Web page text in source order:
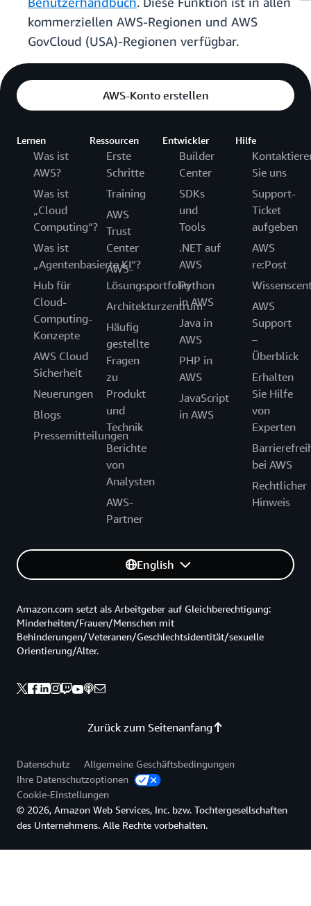
kommerziellen AWS-Regionen und AWS
GovCloud (USA)-Regionen verfügbar.
AWS-Konto erstellen
Lernen
Was ist
AWS?
Was ist
„Cloud
Computing“?
Was ist
„Agentenbasierte KI“?
Hub für
Cloud-
Computing-
Konzepte
AWS Cloud
Sicherheit
Neuerungen
Blogs
Pressemitteilungen
Ressourcen
Erste
Schritte
Training
AWS
Trust
Center
AWS-
Lösungsportfolio
Architekturzentrum
Häufig
gestellte
Fragen
zu
Produkt
und
Technik
Berichte
von
Analysten
AWS-
Partner
Entwickler
Builder
Center
SDKs
und
Tools
.NET auf
AWS
Python
in AWS
Java in
AWS
PHP in
AWS
JavaScript
in AWS
Hilfe
Sie uns
Support-
Ticket
aufgeben
AWS
re:Post
AWS
Support
–
Überblick
Erhalten
Sie Hilfe
von
Experten
bei AWS
Rechtlicher
Hinweis
English
Zurück zum Seitenanfang
Amazon.com setzt als Arbeitgeber auf Gleichberechtigung:
Minderheiten/Frauen/Menschen mit
Behinderungen/Veteranen/Geschlechtsidentität/sexuelle
Orientierung/Alter.
Datenschutz
Allgemeine Geschäftsbedingungen
Ihre Datenschutzoptionen
Cookie-Einstellungen
© 2026, Amazon Web Services, Inc. bzw. Tochtergesellschaften
des Unternehmens. Alle Rechte vorbehalten.